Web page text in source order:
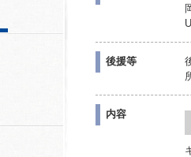
後援等
内容